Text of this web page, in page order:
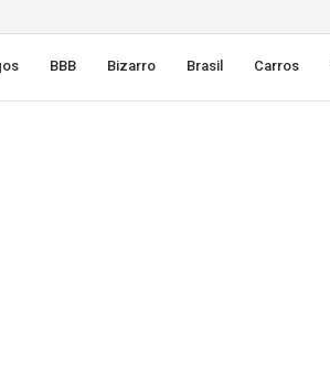
BBB Bizarro Brasil Carros